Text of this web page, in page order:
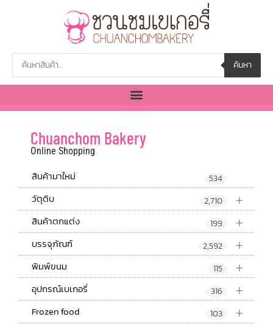
ค้นหา
Chuanchom Bakery
Online Shopping
สินค้ามาใหม่ 534
+
วัตุดิบ 2,710
+
สินค้าตกแต่ง 199
+
บรรจุภัณฑ์ 2,592
+
พิมพ์ขนม 115
+
อุปกรณ์เบเกอรี่ 316
+
Frozen food 103